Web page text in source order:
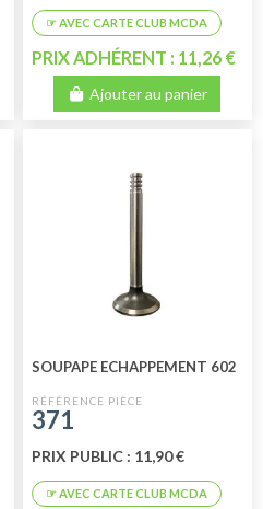
PRIX ADHÉRENT : 11,26 €
Ajouter au panier
SOUPAPE ECHAPPEMENT 602
371
PRIX PUBLIC : 11,90 €